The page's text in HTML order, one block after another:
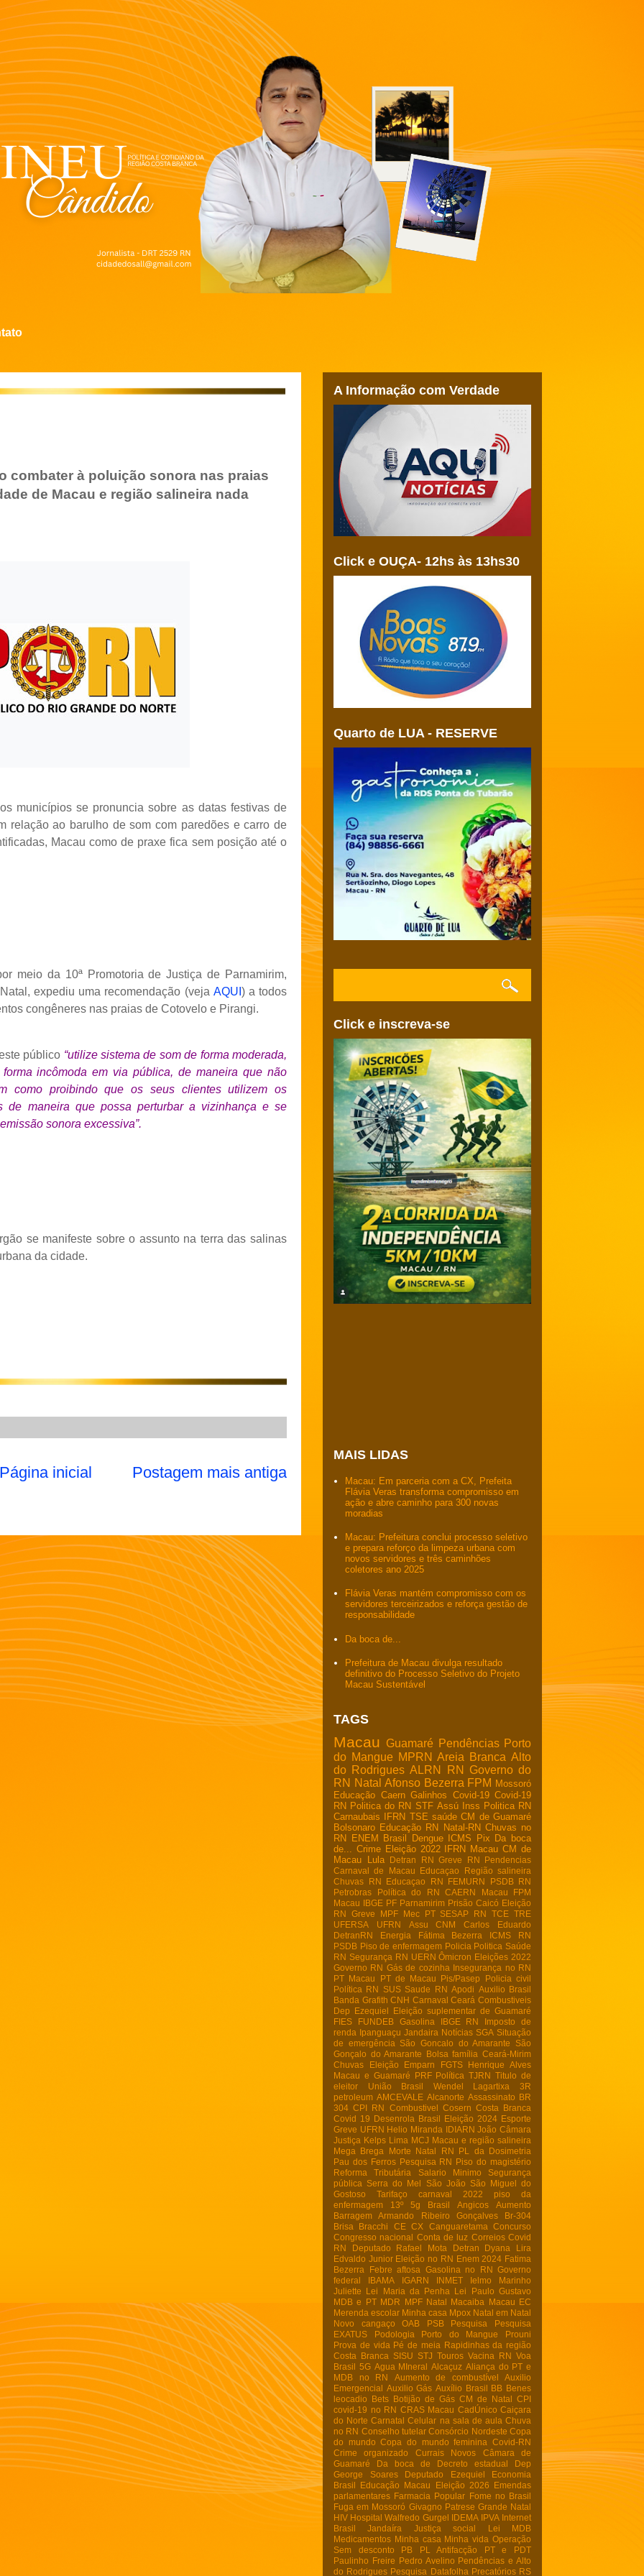
combater à poluição sonora nas praias
de Macau e região salineira nada
municípios se pronuncia sobre as datas festivas de
relação ao barulho de som com paredões e carro de
Macau como de praxe fica sem posição até o
meio da 10ª Promotoria de Justiça de Parnamirim,
expediu uma recomendação (veja AQUI ) a todos
congêneres nas praias de Cotovelo e Pirangi.
público “utilize sistema de som de forma moderada,
incômoda em via pública, de maneira que não
como proibindo que os seus clientes utilizem os
de maneira que possa perturbar a vizinhança e se
sonora excessiva”.
se manifeste sobre o assunto na terra das salinas
da cidade.
Postagem mais antiga
Página inicial
A Informação com Verdade
Click e OUÇA- 12hs às 13hs30
Quarto de LUA - RESERVE
Click e inscreva-se
MAIS LIDAS
Macau: Em parceria com a CX, Prefeita
Flávia Veras transforma compromisso em
ação e abre caminho para 300 novas
moradias
Macau: Prefeitura conclui processo seletivo
e prepara reforço da limpeza urbana com
novos servidores e três caminhões
coletores ano 2025
Flávia Veras mantém compromisso com os
servidores terceirizados e reforça gestão de
responsabilidade
Da boca de...
Prefeitura de Macau divulga resultado
definitivo do Processo Seletivo do Projeto
Macau Sustentável
TAGS
Macau Guamaré Pendências Porto
do Mangue MPRN Areia Branca Alto
do Rodrigues ALRN RN
Governo do
RN Natal Afonso Bezerra FPM Mossoró
Educação Caern Galinhos Covid-19 Covid-19
RN Politica do RN STF Assú Inss Politica RN
Carnaubais
IFRN TSE saúde CM de Guamaré
Bolsonaro Educação RN Natal-RN Chuvas no
RN
ENEM Brasil Dengue ICMS Pix Da boca
de...
Crime Eleição 2022 IFRN Macau CM de
Macau
Lula Detran RN Greve RN
Pendencias
Carnaval de Macau
Educaçao
Região salineira
Chuvas RN
Educaçao RN FEMURN
PSDB RN
Petrobras
Política do RN CAERN Macau
FPM
Macau IBGE PF Parnamirim Prisão Caicó Eleição
RN
Greve MPF Mec PT SESAP RN TCE TRE
UFERSA
UFRN Assu CNM
Carlos Eduardo
DetranRN
Energia Fátima Bezerra
ICMS RN
PSDB Piso de enfermagem Policia Politica Saúde
RN Segurança RN UERN Ômicron Eleições 2022
Governo RN Gás de cozinha Insegurança no RN
PT Macau
PT de Macau Pis/Pasep
Policia civil
Política RN
SUS Saude RN Apodi Auxilio Brasil
Banda Grafith CNH Carnaval Ceará Combustiveis
Dep Ezequiel
Eleição suplementar de Guamaré
FIES
FUNDEB Gasolina IBGE RN
Imposto de
renda Ipanguaçu Jandaira Notícias SGA Situação
de emergência
São Goncalo do Amarante
São
Gonçalo do Amarante
Bolsa família Ceará-Mirim
Chuvas
Eleição Emparn FGTS
Henrique Alves
Macau e Guamaré
PRF Política TJRN Titulo de
eleitor
União Brasil Wendel Lagartixa
3R
petroleum AMCEVALE Alcanorte Assassinato BR
304 CPI RN Combustivel Cosern Costa Branca
Covid 19 Desenrola Brasil Eleição 2024 Esporte
Greve UFRN Helio Miranda IDIARN João Câmara
Justiça Kelps Lima MCJ Macau e região salineira
Mega Brega
Morte Natal RN
PL da Dosimetria
Pau dos Ferros Pesquisa RN Piso do magistério
Reforma Tributária
Salario Minimo
Segurança
pública
Serra do Mel São João
São Miguel do
Gostoso
Tarifaço carnaval 2022
piso da
enfermagem
13º 5g Brasil Angicos
Aumento
Barragem Armando Ribeiro Gonçalves
Br-304
Brisa Bracchi
CE CX Canguaretama
Concurso
Congresso nacional Conta de luz Correios Covid
RN
Deputado Rafael Mota Detran
Dyana Lira
Edvaldo Junior Eleição no RN Enem 2024 Fatima
Bezerra
Febre aftosa Gasolina no RN Governo
federal
IBAMA IGARN INMET
Ielmo Marinho
Juliette
Lei Maria da Penha
Lei Paulo Gustavo
MDB e PT MDR MPF Natal Macaiba
Macau EC
Merenda escolar Minha casa Mpox Natal em Natal
Novo cangaço
OAB PSB Pesquisa
Pesquisa
EXATUS
Podologia Porto do Mangue
Prouni
Prova de vida Pé de meia Rapidinhas da região
Costa Branca
SISU STJ Touros Vacina RN Voa
Brasil 5G Agua MIneral Alcaçuz Aliança do PT e
MDB no RN
Aumento de combustível
Auxilio
Emergencial Auxilio Gás Auxílio Brasil BB Benes
leocadio
Bets Botijão de Gás CM de Natal CPI
covid-19 no RN CRAS Macau CadÚnico Caiçara
do Norte Carnatal Celular na sala de aula Chuva
no RN Conselho tutelar Consórcio Nordeste Copa
do mundo Copa do mundo feminina
Covid-RN
Crime organizado
Currais Novos
Câmara de
Guamaré
Da boca de Decreto estadual
Dep
George Soares
Deputado Ezequiel
Economia
Brasil
Educação Macau Eleição 2026
Emendas
parlamentares Farmacia Popular Fome no Brasil
Fuga em Mossoró Givagno Patrese Grande Natal
HIV Hospital Walfredo Gurgel IDEMA IPVA Internet
Brasil
Jandaíra Justiça social Lei
MDB
Medicamentos Minha casa Minha vida Operação
Sem desconto
PB PL Antifacção
PT e PDT
Paulinho Freire Pedro Avelino Pendências e Alto
do Rodrigues Pesquisa Datafolha Precatórios RS